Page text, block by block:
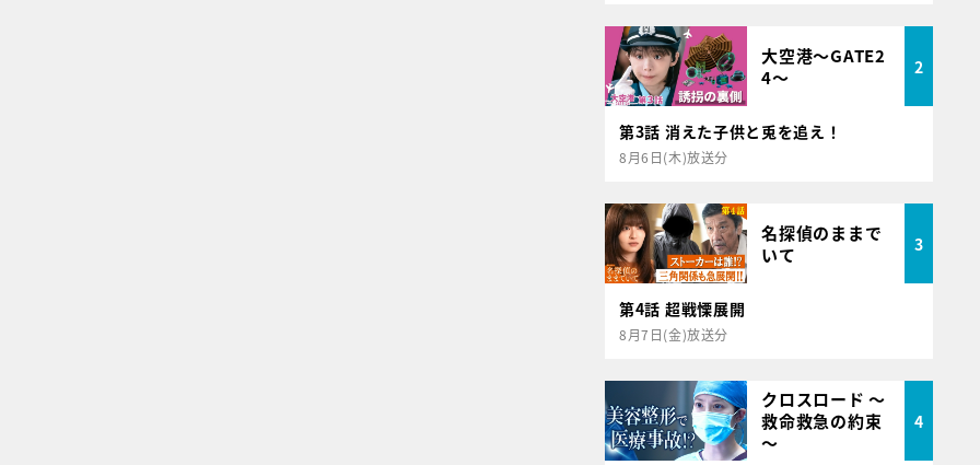
大空港～GATE2
4～
2
第3話 消えた子供と兎を追え！
8月6日(木)放送分
名探偵のままで
いて
3
第4話 超戦慄展開
8月7日(金)放送分
クロスロード ～
救命救急の約束
～
4